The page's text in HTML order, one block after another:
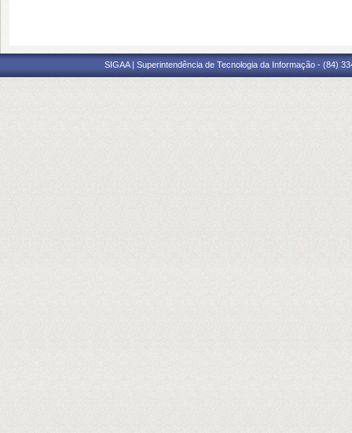
SIGAA | Superintendência de Tecnologia da Informação - (84)